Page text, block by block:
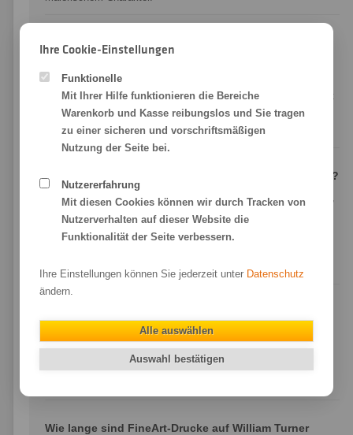
Worin unterscheidet sich William Turner von Albrecht
Dürer?
Albrecht Dürer ist mit
Baumwolle und 50 % α-Zellulose das leichtere Büttenpapier mit
feinerer Struktur. William Turner ist das kräftigere 100 %
Baumwoll-Büttenmit ausgeprägterer Textur.
Worin unterscheidet sich William Turner von Torchon?
Torchonist ein zellulosebasiertes, hellweißes Papier mit grober,
gleichmäßiger Struktur. William Turner ist ein
Büttenpapier aus Baumwollemit natürlicher, unregelmäßiger
künstlerischer.
Drucke auf Hahnemühle William Turner an?
Wir drucken auf Hahnemühle William Turner ab10 x 10 cm bis
zu einer Größe von 105 x 250 cm– millimetergenau im
Wie lange sind FineArt-Drucke auf William Turner
Ihre Cookie-Einstellungen
Funktionelle
Mit Ihrer Hilfe funktionieren die Bereiche
Warenkorb und Kasse reibungslos und Sie tragen
zu einer sicheren und vorschriftsmäßigen
Nutzung der Seite bei.
Nutzererfahrung
Mit diesen Cookies können wir durch Tracken von
Nutzerverhalten auf dieser Website die
Funktionalität der Seite verbessern.
Ihre Einstellungen können Sie jederzeit unter Datenschutz
ändern.
Alle auswählen
Auswahl bestätigen